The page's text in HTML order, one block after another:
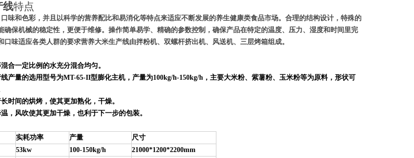
线特点
味和色彩，并且以科学的营养配比和易消化等特点来适应不断发展的养生健康类食品市场。合理的结构设计，特殊的
确保机械的稳定性，更便于维修。操作简单易学、精确的参数控制，确保产品在特定的温度、压力、湿度和时间里完
口味适应各类人群的要求营养大米生产线由拌粉机、双螺杆挤出机、风送机、三层烤箱组成。
合一定比例的水充分混合均匀。
产量的选用型号为MT-65-II型膨化主机，产量为100kg/h-150kg/h，主要大米粉、 紫薯粉、 玉米粉等为原料，形状可
时间的烘烤，使其更加熟化，干燥。
，风吹使其更加干燥，也利于下一步的包装。
实耗功率 产量
尺寸
53kw 100-150kg/h
21000*1200*2200mm